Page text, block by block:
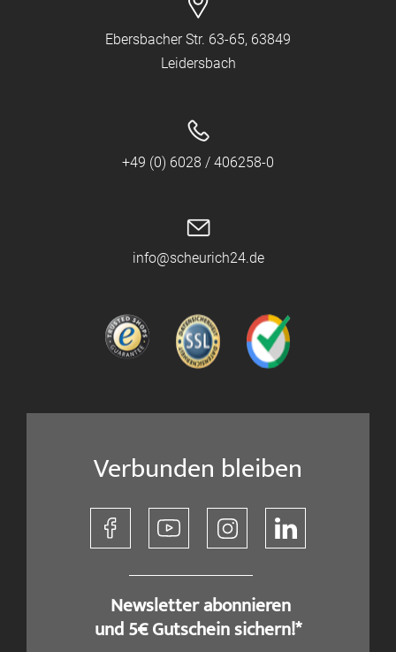
Ebersbacher Str. 63-65, 63849
Leidersbach
+49 (0) 6028 / 406258-0
info@scheurich24.de
Verbunden bleiben
​ Newsletter abonnieren
und 5€ Gutschein sichern!*